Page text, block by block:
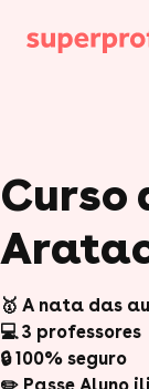
Curso
🥇 A nata das
💻 3 professores
🔒 100% seguro